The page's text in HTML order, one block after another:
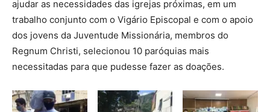
ajudar as necessidades das igrejas próximas, em um
trabalho conjunto com o Vigário Episcopal e com o apoio
dos jovens da Juventude Missionária, membros do
Regnum Christi, selecionou 10 paróquias mais
necessitadas para que pudesse fazer as doações.